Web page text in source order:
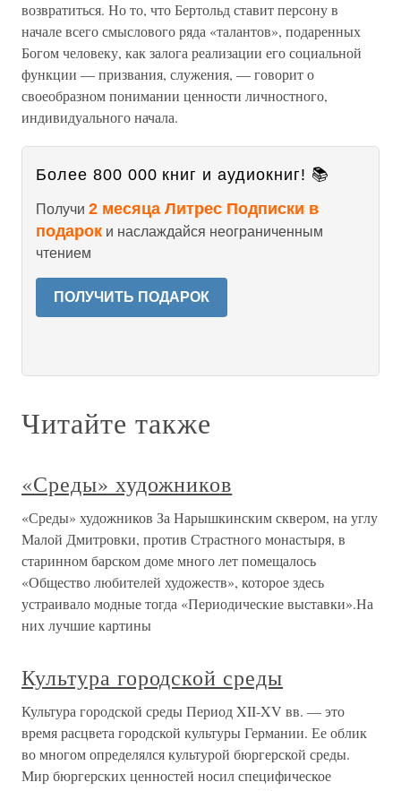
возвратиться. Но то, что Бертольд ставит персону в
начале всего смыслового ряда «талантов», подаренных
Богом человеку, как залога реализации его социальной
функции — призвания, служения, — говорит о
своеобразном понимании ценности личностного,
индивидуального начала.
Более 800 000 книг и аудиокниг! 📚
Получи 2 месяца Литрес Подписки в
подарок и наслаждайся неограниченным
чтением
ПОЛУЧИТЬ ПОДАРОК
Читайте также
«Среды» художников
«Среды» художников За Нарышкинским сквером, на углу
Малой Дмитровки, против Страстного монастыря, в
старинном барском доме много лет помещалось
«Общество любителей художеств», которое здесь
устраивало модные тогда «Периодические выставки».На
них лучшие картины
Культура городской среды
Культура городской среды Период XII-XV вв. — это
время расцвета городской культуры Германии. Ее облик
во многом определялся культурой бюргерской среды.
Мир бюргерских ценностей носил специфическое